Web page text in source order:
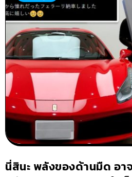
นี่สินะ พลังของด้านมืด อา